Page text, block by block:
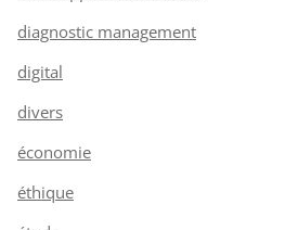
diagnostic management
digital
divers
économie
éthique